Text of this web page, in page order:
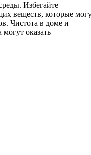
Избегайте
веществ, которые
Чистота в доме и
оказать